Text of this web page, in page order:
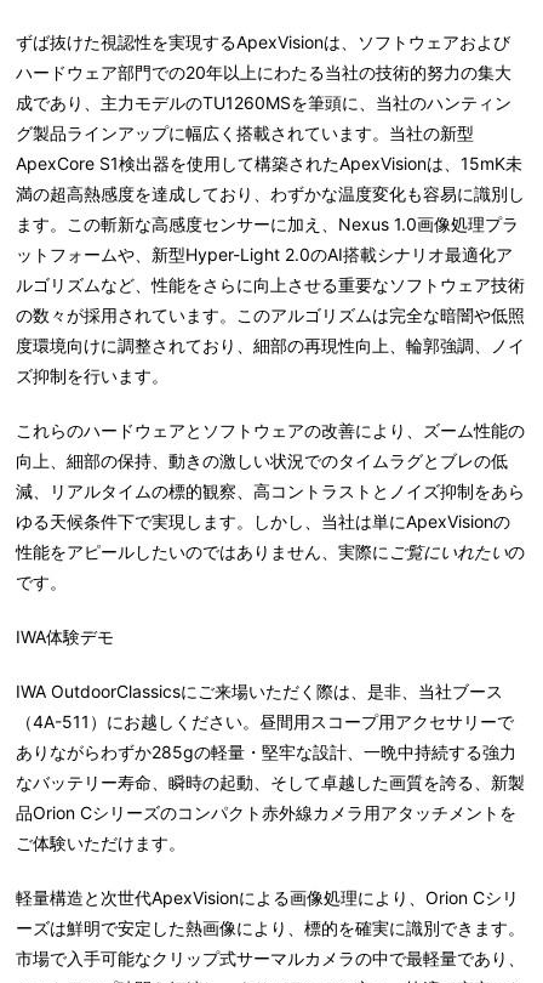
ずば抜けた視認性を実現するApexVisionは、ソフトウェアおよび
ハードウェア部門での20年以上にわたる当社の技術的努力の集大
成であり、主力モデルのTU1260MSを筆頭に、当社のハンティン
グ製品ラインアップに幅広く搭載されています。当社の新型
ApexCore S1検出器を使用して構築されたApexVisionは、15mK未
満の超高熱感度を達成しており、わずかな温度変化も容易に識別し
ます。この斬新な高感度センサーに加え、Nexus 1.0画像処理プラ
ットフォームや、新型Hyper-Light 2.0のAI搭載シナリオ最適化ア
ルゴリズムなど、性能をさらに向上させる重要なソフトウェア技術
の数々が採用されています。このアルゴリズムは完全な暗闇や低照
度環境向けに調整されており、細部の再現性向上、輪郭強調、ノイ
ズ抑制を行います。
これらのハードウェアとソフトウェアの改善により、ズーム性能の
向上、細部の保持、動きの激しい状況でのタイムラグとブレの低
減、リアルタイムの標的観察、高コントラストとノイズ抑制をあら
ゆる天候条件下で実現します。しかし、当社は単にApexVisionの
性能をアピールしたいのではありません、実際に ご覧にいれたいの
です。
IWA体験デモ
IWA OutdoorClassicsにご来場いただく際は、是非、当社ブース
（4A-511）にお越しください。昼間用スコープ用アクセサリーで
ありながらわずか285gの軽量・堅牢な設計、一晩中持続する強力
なバッテリー寿命、瞬時の起動、そして卓越した画質を誇る、新製
品Orion Cシリーズのコンパクト赤外線カメラ用アタッチメントを
ご体験いただけます。
軽量構造と次世代ApexVisionによる画像処理により、Orion Cシリ
ーズは鮮明で安定した熱画像により、標的を確実に識別できます。
市場で入手可能なクリップ式サーマルカメラの中で最軽量であり、